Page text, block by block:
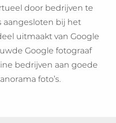
door bedrijven te
aangesloten bij het
uitmaakt van Google
Google fotograaf
bedrijven aan goede
foto’s.